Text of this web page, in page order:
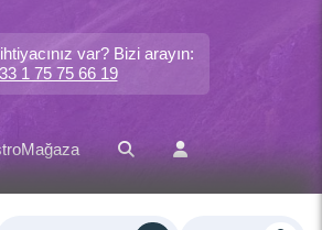
var? Bizi arayın:
1 75 75 66 19